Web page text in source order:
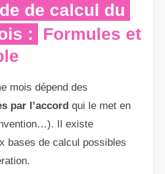
de calcul du
:
Formules et
mois dépend des
par l’accord qui le met en
Il existe
bases de calcul possibles